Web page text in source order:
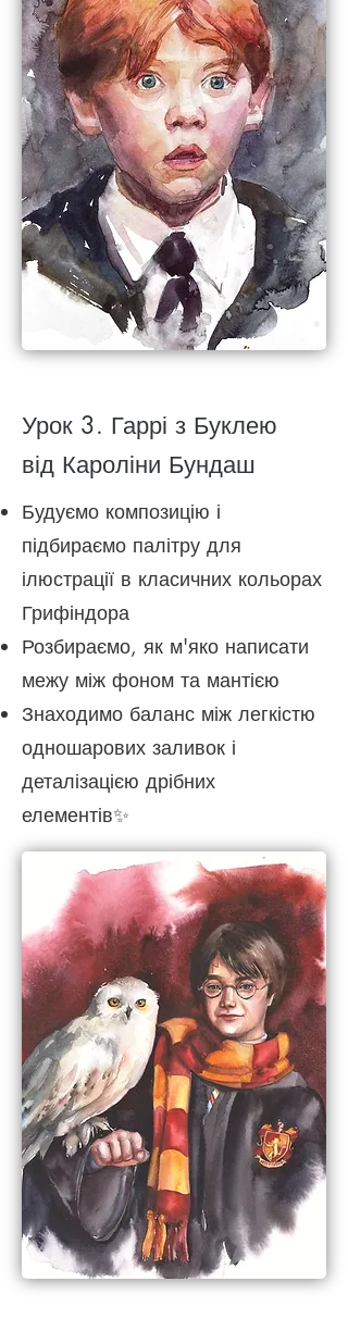
Урок 3. Гаррі з Буклею
від Кароліни Бундаш
Будуємо композицію і
підбираємо палітру для
ілюстрації в класичних кольорах
Грифіндора
Розбираємо, як м'яко написати
межу між фоном та мантією
Знаходимо баланс між легкістю
одношарових заливок і
деталізацією дрібних
елементів✨